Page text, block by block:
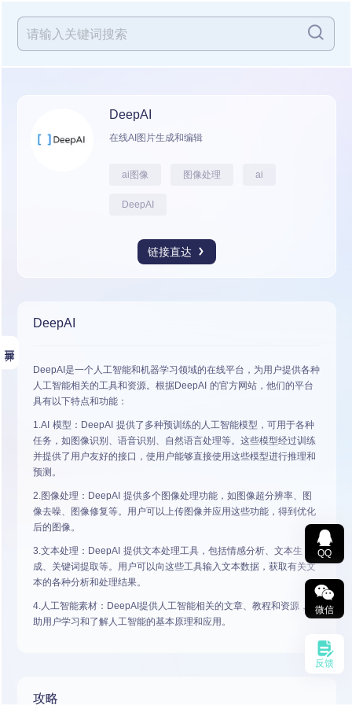
DeepAI
在线AI图片生成和编辑
ai图像 图像处理 ai
DeepAI
链接直达
DeepAI
DeepAI是一个人工智能和机器学习领域的在线平台，为用户提供各种
人工智能相关的工具和资源。根据DeepAI 的官方网站，他们的平台
具有以下特点和功能：
1.AI 模型：DeepAI 提供了多种预训练的人工智能模型，可用于各种
任务，如图像识别、语音识别、自然语言处理等。这些模型经过训练
并提供了用户友好的接口，使用户能够直接使用这些模型进行推理和
预测。
2.图像处理：DeepAI 提供多个图像处理功能，如图像超分辨率、图
像去噪、图像修复等。用户可以上传图像并应用这些功能，得到优化
后的图像。
3.文本处理：DeepAI 提供文本处理工具，包括情感分析、文本生
成、关键词提取等。用户可以向这些工具输入文本数据，获取有关文
本的各种分析和处理结果。
4.人工智能素材：DeepAI提供人工智能相关的文章、教程和资源，帮
助用户学习和了解人工智能的基本原理和应用。
攻略
QQ
微信
反馈